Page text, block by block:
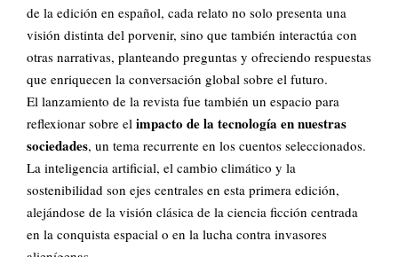
de la edición en español, cada relato no solo presenta una
visión distinta del porvenir, sino que también interactúa con
otras narrativas, planteando preguntas y ofreciendo respuestas
que enriquecen la conversación global sobre el futuro.
El lanzamiento de la revista fue también un espacio para
reflexionar sobre el impacto de la tecnología en nuestras
sociedades, un tema recurrente en los cuentos seleccionados.
La inteligencia artificial, el cambio climático y la
sostenibilidad son ejes centrales en esta primera edición,
alejándose de la visión clásica de la ciencia ficción centrada
en la conquista espacial o en la lucha contra invasores